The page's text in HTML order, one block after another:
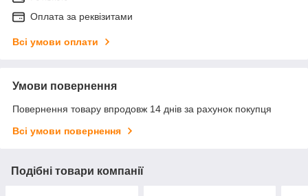
Оплата за реквізитами
Всі умови оплати
Умови повернення
Повернення товару впродовж 14 днів за рахунок покупця
Всі умови повернення
Подібні товари компанії